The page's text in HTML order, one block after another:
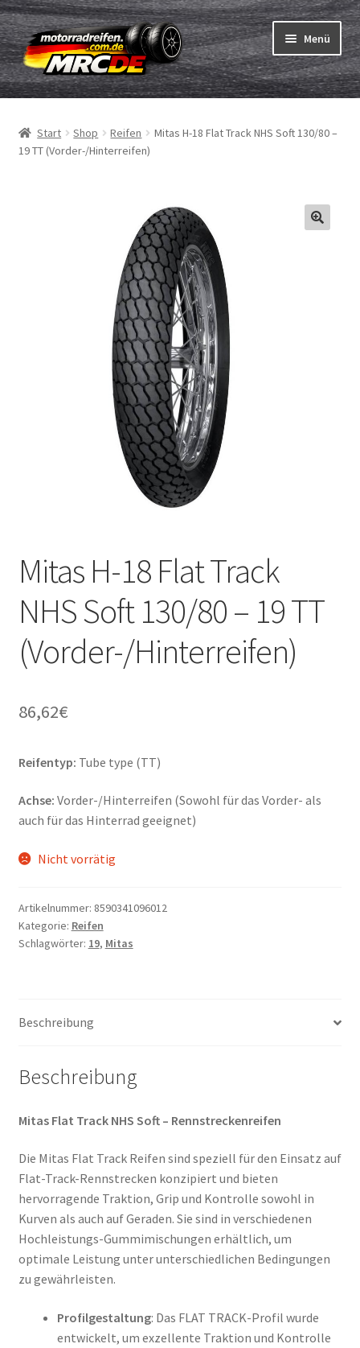
Zur
Navigation
springen
Zum
Inhalt
springen
Menü
Reifen
Schläuche
Start Shop Reifen
Mitas H-18 Flat Track NHS Soft 130/80 –
19 TT (Vorder-/Hinterreifen)
Mitas H-18 Flat Track
NHS Soft 130/80 – 19 TT
(Vorder-/Hinterreifen)
86,62€
Reifentyp: Tube type (TT)
Achse: Vorder-/Hinterreifen (Sowohl für das Vorder- als
auch für das Hinterrad geeignet)
Nicht vorrätig
Artikelnummer: 8590341096012
Kategorie: Reifen
Schlagwörter: 19, Mitas
Beschreibung
Beschreibung
Mitas Flat Track NHS Soft – Rennstreckenreifen
Die Mitas Flat Track Reifen sind speziell für den Einsatz auf
Flat-Track-Rennstrecken konzipiert und bieten
hervorragende Traktion, Grip und Kontrolle sowohl in
Kurven als auch auf Geraden. Sie sind in verschiedenen
Hochleistungs-Gummimischungen erhältlich, um
optimale Leistung unter unterschiedlichen Bedingungen
zu gewährleisten.
Profilgestaltung: Das FLAT TRACK-Profil wurde
entwickelt, um exzellente Traktion und Kontrolle